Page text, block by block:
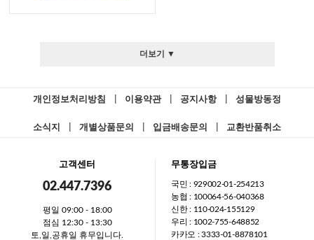
더보기 ▼
개인정보처리방침 이용약관 공지사항 성물방동정
소식지 개별상품문의 입금배송문의 교환반품취소
고객센터
02.447.7396
평일 09:00 - 18:00
점심 12:30 - 13:30
토,일,공휴일 휴무입니다.
무통장입금
국민 : 929002-01-254213
농협 : 100064-56-040368
신한 : 110-024-155129
우리 : 1002-755-648852
카카오 : 3333-01-8878101